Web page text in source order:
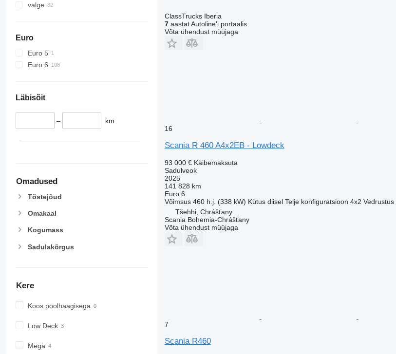
valge
Euro
Euro 5
Euro 6
Läbisõit
– km
Omadused
Tõstejõud
Omakaal
Kogumass
Sadulakõrgus
Kere
Koos poolhaagisega
Low Deck
Mega
ClassTrucks Iberia
7aastat Autoline'i portaalis
Võta ühendust müüjaga
16
Scania R 460 A4x2EB - Lowdeck
93 000 € Käibemaksuta
Sadulveok
2025
141 828 km
Euro 6
Võimsus 460 h.j. (338 kW) Kütus diisel Telje konfiguratsioon 4x2 Vedrustus
Tšehhi, Chrášťany
Scania Bohemia-Chrášťany
Võta ühendust müüjaga
7
Scania R460